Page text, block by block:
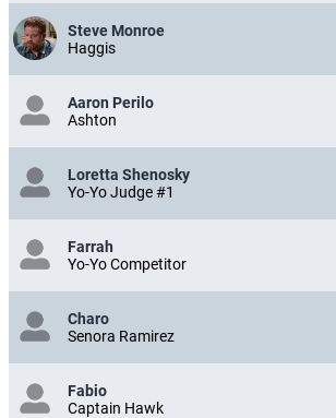
Steve Monroe
Haggis
Aaron Perilo
Ashton
Loretta Shenosky
Yo-Yo Judge #1
Farrah
Yo-Yo Competitor
Charo
Senora Ramirez
Fabio
Captain Hawk